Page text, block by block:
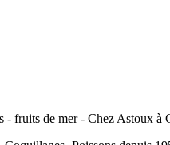
- fruits de mer - Chez Astoux à